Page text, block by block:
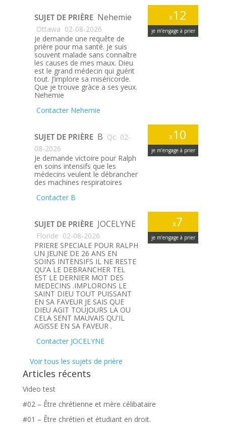
x12
je m’engage à prier
SUJET DE PRIÈRE Nehemie
Ottawa 02-08-2026
Je demande une requête de
prière pour ma santé. Je suis
souvent malade sans connaître
les causes de mes maux. Dieu
est le grand médecin qui guérit
tout. J’implore sa miséricorde.
Que je trouve gràce a ses yeux.
Nehemie
Contacter Nehemie
x10
je m’engage à prier
SUJET DE PRIÈRE B Qc 02-
08-2026
Je demande victoire pour Ralph
en soins intensifs que les
médecins veulent le débrancher
des machines respiratoires
Contacter B
x7
je m’engage à prier
SUJET DE PRIÈRE JOCELYNE
Floride 02-08-2026
PRIERE SPECIALE POUR RALPH
UN JEUNE DE 26 ANS EN
SOINS INTENSIFS IL NE RESTE
QU'A LE DEBRANCHER TEL
EST LE DERNIER MOT DES
MEDECINS .IMPLORONS LE
SAINT DIEU TOUT PUISSANT
EN SA FAVEUR JE SAIS QUE
DIEU AGIT TOUJOURS LA OU
CELA SENT MAUVAIS QU'IL
AGISSE EN SA FAVEUR .
Contacter JOCELYNE
Voir tous les sujets de prière
Articles récents
Video test
#02 – Être chrétienne et mère célibataire
#01 – Être chrétien et étudiant en droit.